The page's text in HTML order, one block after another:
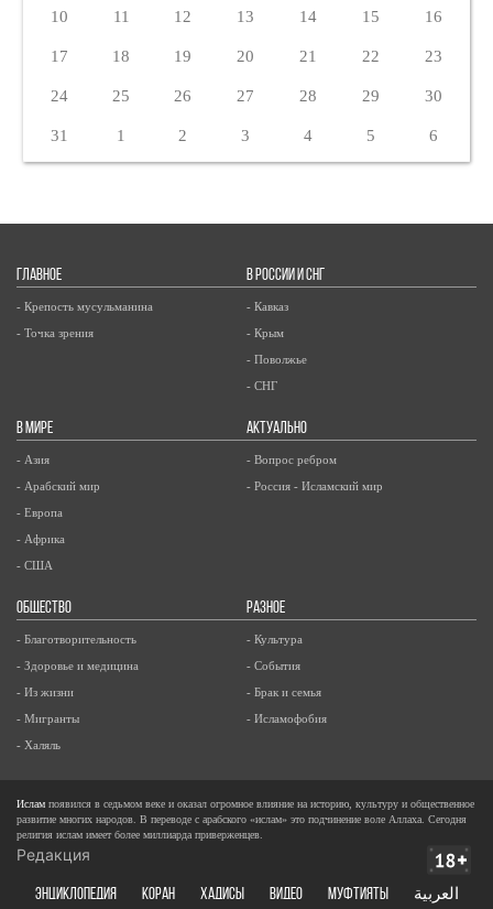
10 11 12 13 14 15 16
17 18 19 20 21 22 23
24 25 26 27 28 29 30
31 1 2 3 4 5 6
ГЛАВНОЕ
- Крепость мусульманина
- Точка зрения
В РОССИИ И СНГ
- Кавказ
- Крым
- Поволжье
- СНГ
В МИРЕ
- Азия
- Арабский мир
- Европа
- Африка
- США
АКТУАЛЬНО
- Вопрос ребром
- Россия - Исламский мир
ОБЩЕСТВО
- Благотворительность
- Здоровье и медицина
- Из жизни
- Мигранты
- Халяль
РАЗНОЕ
- Культура
- События
- Брак и семья
- Исламофобия
Ислам появился в седьмом веке и оказал огромное влияние на историю, культуру и общественное
развитие многих народов. В переводе с арабского «ислам» это подчинение воле Аллаха. Сегодня
религия ислам имеет более миллиарда приверженцев.
Редакция
ЭНЦИКЛОПЕДИЯ КОРАН ХАДИСЫ ВИДЕО Муфтияты العربية